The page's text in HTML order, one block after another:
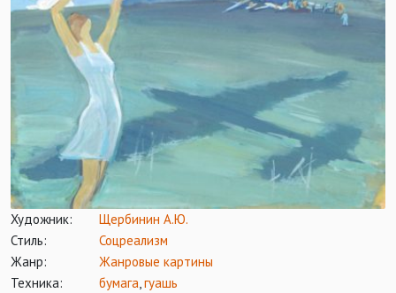
Художник:
Щербинин А.Ю.
Стиль:
Соцреализм
Жанр:
Жанровые картины
Техника:
бумага,гуашь